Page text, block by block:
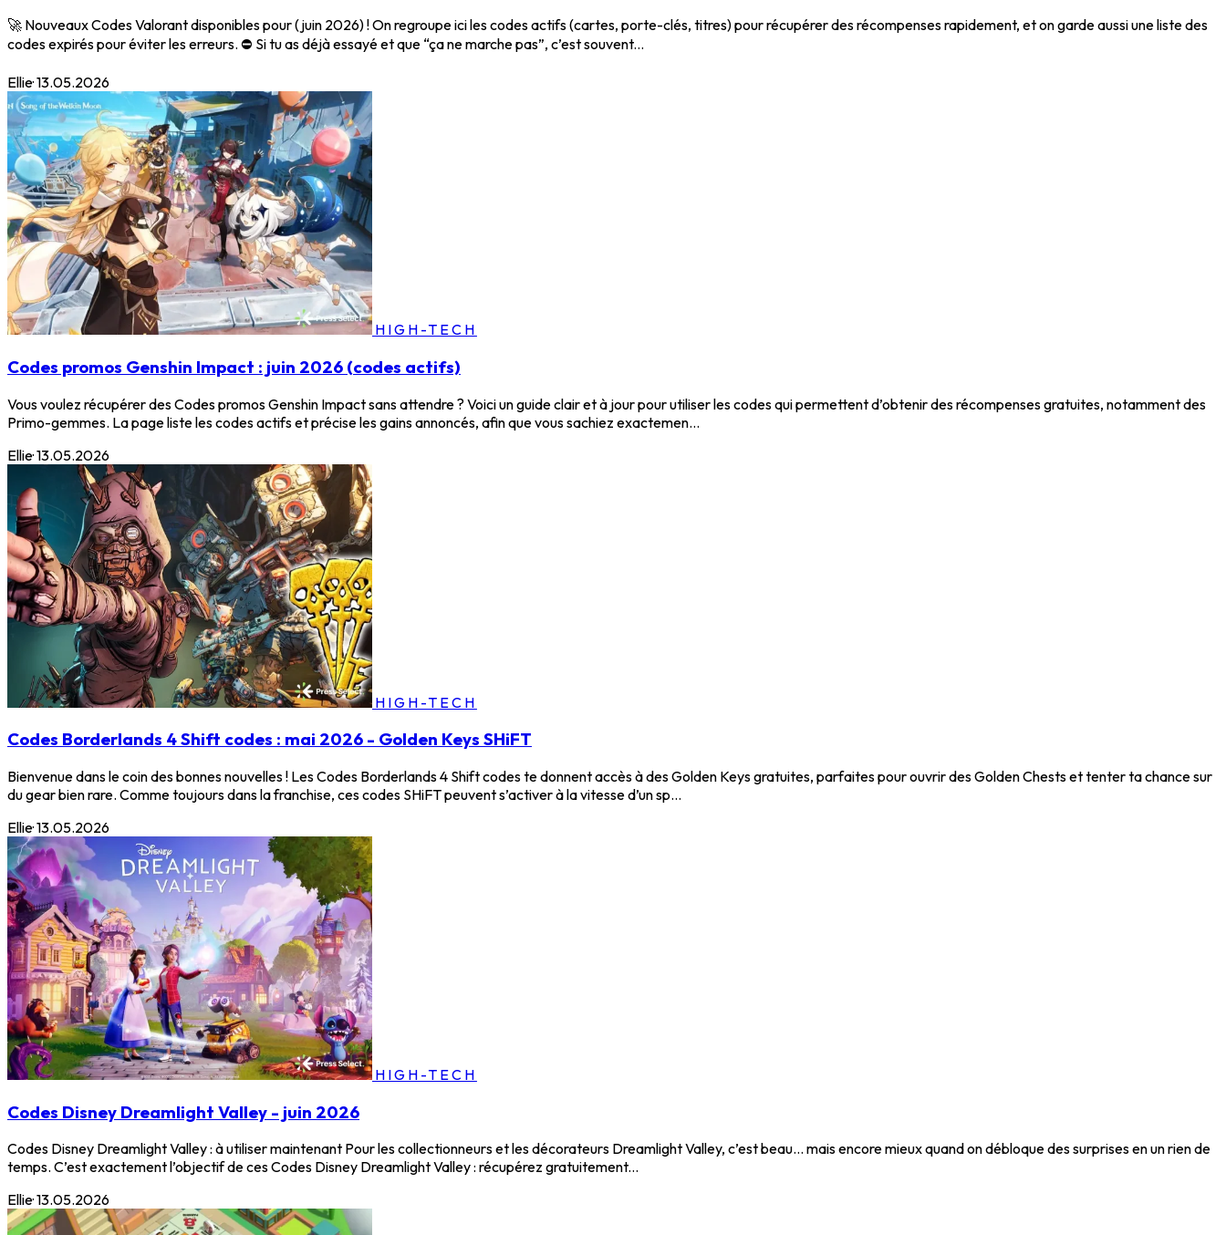
🚀 Nouveaux Codes Valorant disponibles pour (juin 2026) ! On regroupe ici les codes actifs (cartes, porte-clés, titres) pour récupérer des récompenses rapidement, et on garde aussi une liste des
codes expirés pour éviter les erreurs. ⛔ Si tu as déjà essayé et que “ça ne marche pas”, c’est souvent...
Ellie·13.05.2026
HIGH-TECH
Codes promos Genshin Impact : juin 2026 (codes actifs)
Vous voulez récupérer des Codes promos Genshin Impact sans attendre ? Voici un guide clair et à jour pour utiliser les codes qui permettent d’obtenir des récompenses gratuites, notamment des
Primo-gemmes. La page liste les codes actifs et précise les gains annoncés, afin que vous sachiez exactemen...
Ellie·13.05.2026
HIGH-TECH
Codes Borderlands 4 Shift codes : mai 2026 - Golden Keys SHiFT
Bienvenue dans le coin des bonnes nouvelles ! Les Codes Borderlands 4 Shift codes te donnent accès à des Golden Keys gratuites, parfaites pour ouvrir des Golden Chests et tenter ta chance sur
du gear bien rare. Comme toujours dans la franchise, ces codes SHiFT peuvent s’activer à la vitesse d’un sp...
Ellie·13.05.2026
HIGH-TECH
Codes Disney Dreamlight Valley - juin 2026
Codes Disney Dreamlight Valley : à utiliser maintenant Pour les collectionneurs et les décorateurs Dreamlight Valley, c’est beau… mais encore mieux quand on débloque des surprises en un rien de
temps. C’est exactement l’objectif de ces Codes Disney Dreamlight Valley : récupérez gratuitement...
Ellie·13.05.2026